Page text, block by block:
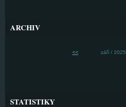
ARCHIV
<< září / 2025
STATISTIKY